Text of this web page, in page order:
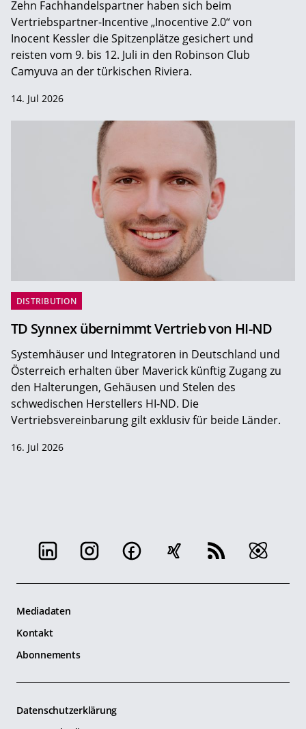
Zehn Fachhandelspartner haben sich beim
Vertriebspartner-Incentive „Inocentive 2.0“ von
Inocent Kessler die Spitzenplätze gesichert und
reisten vom 9. bis 12. Juli in den Robinson Club
Camyuva an der türkischen Riviera.
14. Jul 2026
DISTRIBUTION
TD Synnex übernimmt Vertrieb von HI-ND
Systemhäuser und Integratoren in Deutschland und
Österreich erhalten über Maverick künftig Zugang zu
den Halterungen, Gehäusen und Stelen des
schwedischen Herstellers HI-ND. Die
Vertriebsvereinbarung gilt exklusiv für beide Länder.
16. Jul 2026
Mediadaten
Kontakt
Abonnements
Datenschutzerklärung